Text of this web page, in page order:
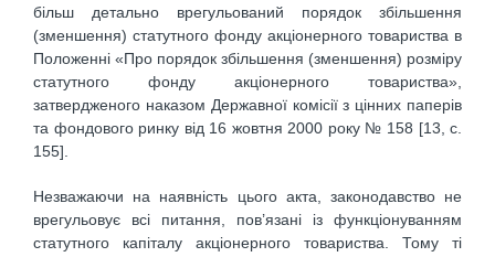
більш детально врегульований порядок збільшення
(зменшення) статутного фонду акціонерного товариства в
Положенні «Про порядок збільшення (зменшення) розміру
статутного фонду акціонерного товариства»,
затвердженого наказом Державної комісії з цінних паперів
та фондового ринку від 16 жовтня 2000 року № 158 [13, с.
155].
Незважаючи на наявність цього акта, законодавство не
врегульовує всі питання, пов’язані із функціонуванням
статутного капіталу акціонерного товариства. Тому ті